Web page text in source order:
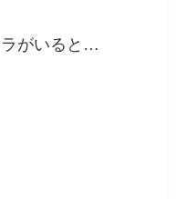
ラがいると…